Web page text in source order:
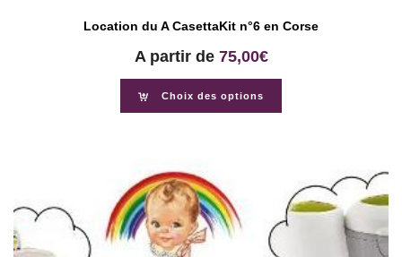
Location du A CasettaKit n°6 en Corse
A partir de 75,00€
Choix des options